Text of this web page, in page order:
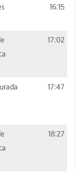
16:15
17:02
17:47
18:27